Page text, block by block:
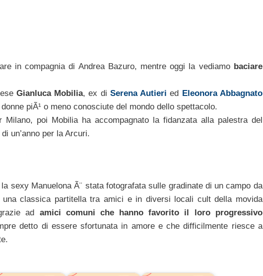
in compagnia di Andrea Bazuro, mentre oggi la vediamo baciare
Gianluca Mobilia, ex di Serena Autieri ed Eleonora Abbagnato
piÃ¹ o meno conosciute del mondo dello spettacolo.
poi Mobilia ha accompagnato la fidanzata alla palestra del
un’anno per la Arcuri.
sexy Manuelona Ã¨ stata fotografata sulle gradinate di un campo da
classica partitella tra amici e in diversi locali cult della movida
ad amici comuni che hanno favorito il loro progressivo
detto di essere sfortunata in amore e che difficilmente riesce a